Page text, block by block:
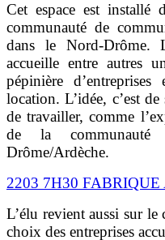
Cet espace est installé
communauté de
dans le Nord-Drôme.
accueille entre autres
pépinière
location. L’idée, c’est
de travailler, comme
de la
Drôme/Ardèche.
2203 7H30
L’élu revient aussi sur
choix des entreprises